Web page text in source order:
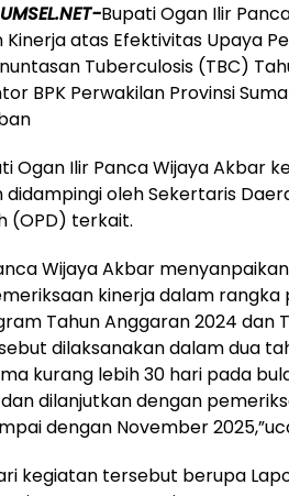
Bupati Ogan Ilir
Kinerja atas Efektivitas Upaya
Tuberculosis (TBC)
BPK Perwakilan Provinsi
Ogan Ilir Panca Wijaya Akbar
didampingi oleh Sekertaris
(OPD) terkait.
Wijaya Akbar
kinerja dalam
Tahun Anggaran 2024 dan
dilaksanakan dalam dua
kurang lebih 30 hari pada
dilanjutkan dengan
dengan November
kegiatan tersebut berupa